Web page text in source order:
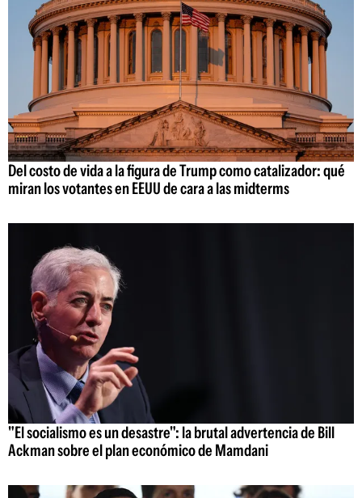
Del costo de vida a la figura de Trump como catalizador: qué
miran los votantes en EEUU de cara a las midterms
"El socialismo es un desastre": la brutal advertencia de Bill
Ackman sobre el plan económico de Mamdani